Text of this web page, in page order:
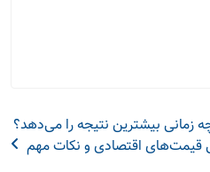
زمانی بیشترین نتیجه را می‌دهد؟
قیمت‌های اقتصادی و نکات مهم